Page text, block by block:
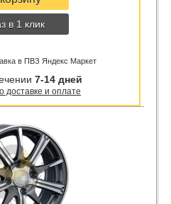
в 1 клик
в ПВЗ Яндекс Маркет
7-14 дней
доставке и оплате